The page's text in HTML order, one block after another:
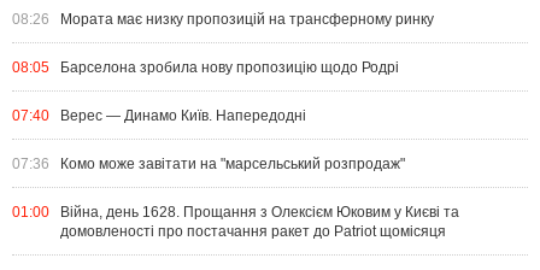
08:26 Мората має низку пропозицій на трансферному ринку
08:05 Барселона зробила нову пропозицію щодо Родрі
07:40 Верес — Динамо Київ. Напередодні
07:36 Комо може завітати на "марсельський розпродаж"
01:00
Війна, день 1628. Прощання з Олексієм Юковим у Києві та
домовленості про постачання ракет до Patriot щомісяця